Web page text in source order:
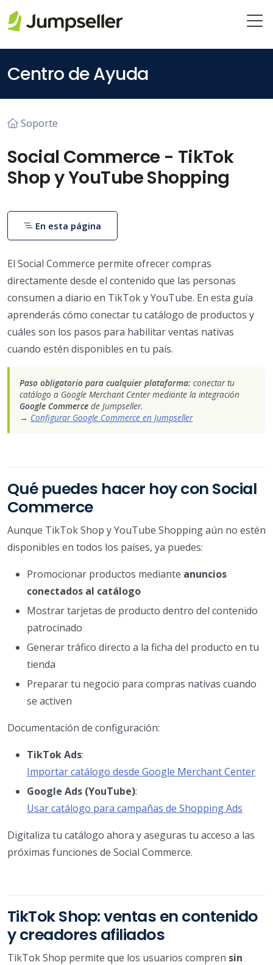
Centro de Ayuda
Soporte
Social Commerce - TikTok
Shop y YouTube Shopping
El Social Commerce permite ofrecer compras
directamente desde el contenido que las personas
consumen a diario en TikTok y YouTube. En esta guía
aprenderás cómo conectar tu catálogo de productos y
cuáles son los pasos para habilitar ventas nativas
cuando estén disponibles en tu país.
Paso obligatorio para cualquier plataforma: conectar tu
catálogo a Google Merchant Center mediante la integración
Google Commerce de Jumpseller.
→ Configurar Google Commerce en Jumpseller
Qué puedes hacer hoy con Social
Commerce
Aunque TikTok Shop y YouTube Shopping aún no estén
disponibles en todos los países, ya puedes:
Promocionar productos mediante anuncios
conectados al catálogo
Mostrar tarjetas de producto dentro del contenido
patrocinado
Generar tráfico directo a la ficha del producto en tu
tienda
Preparar tu negocio para compras nativas cuando
se activen
Documentación de configuración:
TikTok Ads:
Importar catálogo desde Google Merchant Center
Google Ads (YouTube):
Usar catálogo para campañas de Shopping Ads
Digitaliza tu catálogo ahora y aseguras tu acceso a las
próximas funciones de Social Commerce.
TikTok Shop: ventas en contenido
y creadores afiliados
TikTok Shop permite que los usuarios compren sin
En esta página